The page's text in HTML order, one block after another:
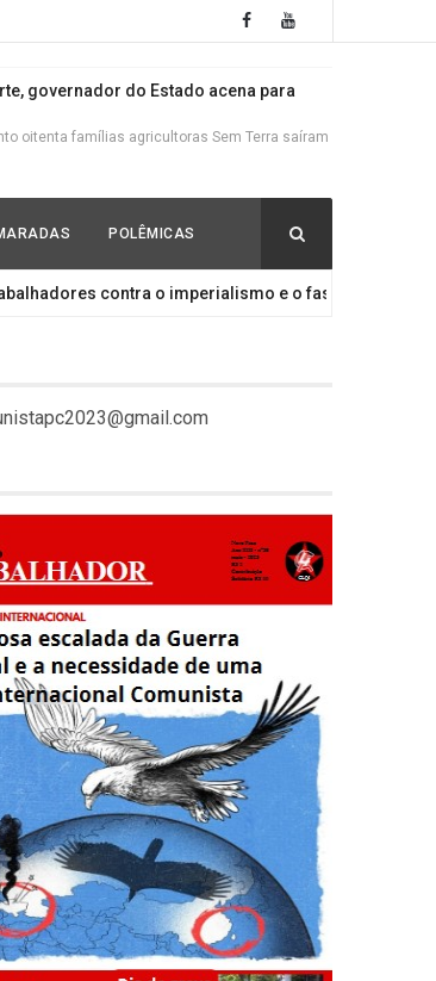
governador do Estado acena para
oitenta famílias agricultoras Sem Terra saíram
e brancos
a defesa do Lula contra o lawfare que se
e do Níger O declínio do Imperialismo e a
governo nazista de Kiev, testa de ferro
da autodeterminação de Donetsk e Lugansk!
o imperialismo e o fascismo!
de Ligação pela IV Internacional Devido à
que finalizou o processo de fusão de três
sobre o Recife e o arco da região metropolitana
POLÊMICAS
contra o imperialismo e o fascismo!